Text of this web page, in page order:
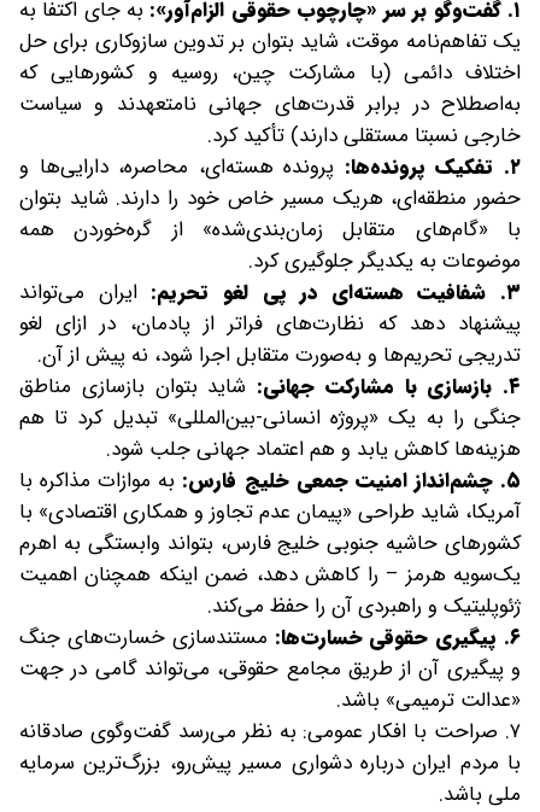
۱. گفت‌وگو بر سر «چارچوب حقوقی الزام‌آور»:
به جای اکتفا به
یک تفاهم‌نامه موقت، شاید بتوان بر تدوین سازوکاری برای حل
اختلاف دائمی (با مشارکت چین، روسیه و کشورهایی که
به‌اصطلاح در برابر قدرت‌های جهانی نامتعهدند و سیاست
خارجی نسبتا مستقلی دارند) تأکید کرد.
۲. تفکیک پرونده‌ها:
پرونده هسته‌ای، محاصره، دارایی‌ها و
حضور منطقه‌ای، هریک مسیر خاص خود را دارند. شاید بتوان
با «گام‌های متقابل زمان‌بندی‌شده» از گره‌خوردن همه
موضوعات به یکدیگر جلوگیری کرد.
۳. شفافیت هسته‌ای در پی لغو تحریم:
ایران می‌تواند
پیشنهاد دهد که نظارت‌های فراتر از پادمان، در ازای لغو
تدریجی تحریم‌ها و به‌صورت متقابل اجرا شود، نه پیش از آن.
۴. بازسازی با مشارکت جهانی:
شاید بتوان بازسازی مناطق
جنگی را به یک «پروژه انسانی-بین‌المللی» تبدیل کرد تا هم
هزینه‌ها کاهش یابد و هم اعتماد جهانی جلب شود.
۵. چشم‌انداز امنیت جمعی خلیج‌ فارس:
به موازات مذاکره با
آمریکا، شاید طراحی «پیمان عدم‌ تجاوز و همکاری اقتصادی» با
کشورهای حاشیه جنوبی خلیج‌ فارس، بتواند وابستگی به اهرم
یک‌سویه هرمز – را کاهش دهد، ضمن اینکه همچنان اهمیت
ژئوپلیتیک و راهبردی آن را حفظ می‌کند.
۶. پیگیری حقوقی خسارت‌ها:
مستندسازی خسارت‌های جنگ
و پیگیری آن از طریق مجامع حقوقی، می‌تواند گامی در جهت
«عدالت ترمیمی» باشد.
۷. صراحت با افکار عمومی: به نظر می‌رسد گفت‌وگوی صادقانه
با مردم ایران درباره دشواری مسیر پیش‌رو، بزرگ‌ترین سرمایه
ملی باشد.